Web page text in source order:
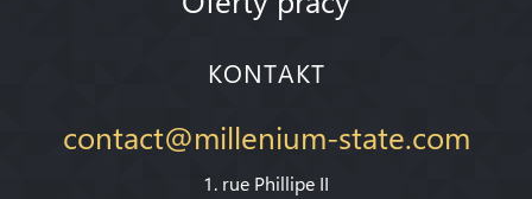
KONTAKT
contact@millenium-state.com
1. rue Phillipe II